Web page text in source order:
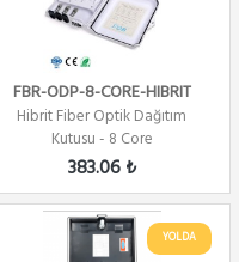
FBR-ODP-8-CORE-HIBRIT
Hibrit Fiber Optik Dağıtım
Kutusu - 8 Core
383.06 ₺
YOLDA